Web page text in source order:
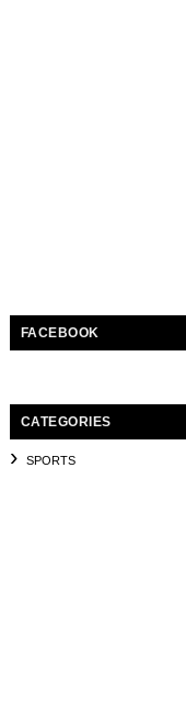
FACEBOOK
CATEGORIES
SPORTS